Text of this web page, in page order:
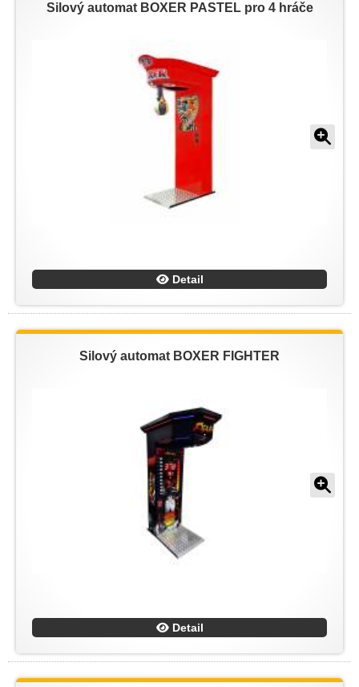
Silový automat BOXER PASTEL pro 4 hráče
Detail
Silový automat BOXER FIGHTER
Detail